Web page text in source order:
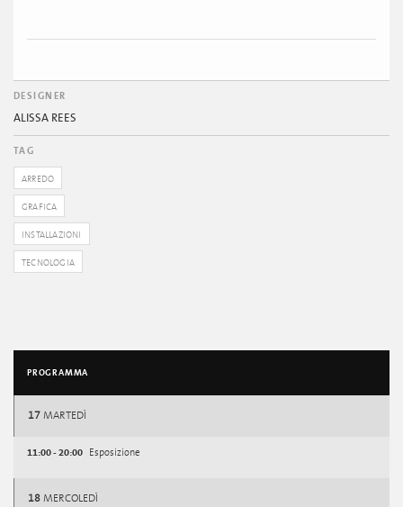
DESIGNER
ALISSA REES
TAG
ARREDO
GRAFICA
INSTALLAZIONI
TECNOLOGIA
PROGRAMMA
17 MARTEDÌ
11:00 - 20:00 Esposizione
18 MERCOLEDÌ